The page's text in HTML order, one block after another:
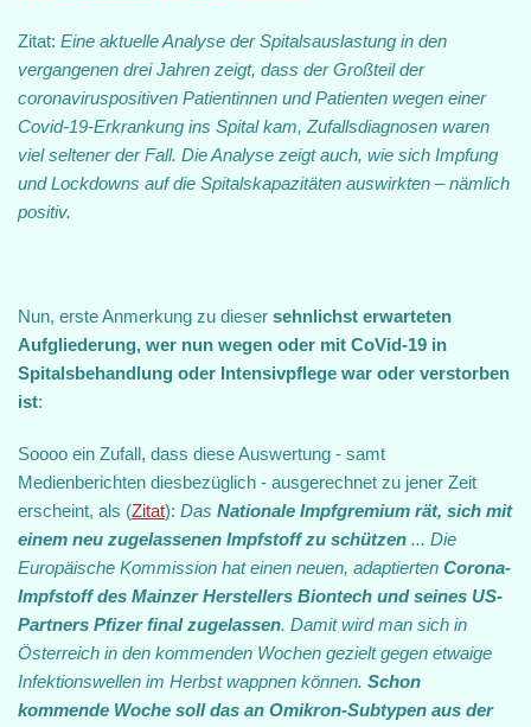
Zitat: Eine aktuelle Analyse der Spitalsauslastung in den
vergangenen drei Jahren zeigt, dass der Großteil der
coronaviruspositiven Patientinnen und Patienten wegen einer
Covid-19-Erkrankung ins Spital kam, Zufallsdiagnosen waren
viel seltener der Fall. Die Analyse zeigt auch, wie sich Impfung
und Lockdowns auf die Spitalskapazitäten auswirkten – nämlich
positiv.
Nun, erste Anmerkung zu dieser sehnlichst erwarteten
Aufgliederung, wer nun wegen oder mit CoVid-19 in
Spitalsbehandlung oder Intensivpflege war oder verstorben
ist:
Soooo ein Zufall, dass diese Auswertung - samt
Medienberichten diesbezüglich - ausgerechnet zu jener Zeit
erscheint, als (Zitat): Das Nationale Impfgremium rät, sich mit
einem neu zugelassenen Impfstoff zu schützen ... Die
Europäische Kommission hat einen neuen, adaptierten Corona-
Impfstoff des Mainzer Herstellers Biontech und seines US-
Partners Pfizer final zugelassen. Damit wird man sich in
Österreich in den kommenden Wochen gezielt gegen etwaige
Infektionswellen im Herbst wappnen können. Schon
kommende Woche soll das an Omikron-Subtypen aus der